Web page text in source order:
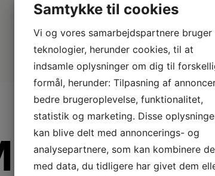
fra
Samtykke til cookies
Vi og vores samarbejdspartnere bruger
teknologier, herunder cookies, til at
indsamle oplysninger om dig til
formål, herunder: Tilpasning af
bedre brugeroplevelse, funktionalitet,
statistik og marketing. Disse
kan blive delt med annoncerings- og
analysepartnere, som kan kombinere
med data, du tidligere har givet dem